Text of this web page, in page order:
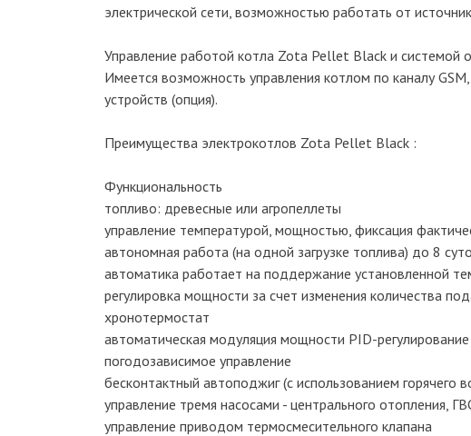
электрической сети, возможностью работать от
Управление работой котла Zota Pellet Black и системой
Имеется возможность управления котлом по каналу
устройств (опция).
Преимущества электрокотлов Zota Pellet Black :
Функциональность
топливо: древесные или агропеллеты
управление температурой, мощностью, фиксация
автономная работа (на одной загрузке топлива) до 8
автоматика работает на поддержание установленной
регулировка мощности за счет изменения количества
хронотермостат
автоматическая модуляция мощности PID-регулирование
погодозависимое управление
бесконтактный автоподжиг (с использованием горячего
управление тремя насосами - центрального отопления,
управление приводом термосмесительного клапана